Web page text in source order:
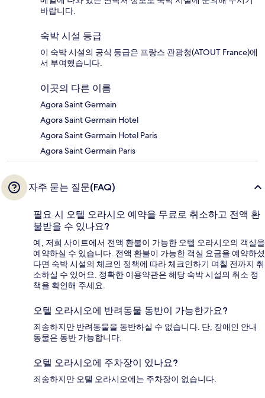
바랍니다.
숙박 시설 등급
이 숙박 시설의 공식 등급은 프랑스 관광청(ATOUT France)에
서 부여했습니다.
이곳의 다른 이름
Agora Saint Germain
Agora Saint Germain Hotel
Agora Saint Germain Hotel Paris
Agora Saint Germain Paris
자주 묻는 질문(FAQ)
필요 시 오텔 오라시오 예약을 무료로 취소하고 전액 환
불받을 수 있나요?
예, 저희 사이트에서 전액 환불이 가능한 오텔 오라시오의 객실을
예약하실 수 있습니다. 전액 환불이 가능한 객실 요금을 예약하셨
다면 숙박 시설의 체크인 정책에 따라 체크인하기 며칠 전까지 취
소하실 수 있어요. 정확한 이용약관은 해당 숙박 시설의 취소 정
책을 확인해 주세요.
오텔 오라시오에 반려동물 동반이 가능한가요?
죄송하지만 반려동물을 동반하실 수 없습니다. 단, 장애인 안내
동물은 동반 가능합니다.
오텔 오라시오에 주차장이 있나요?
죄송하지만 오텔 오라시오에는 주차장이 없습니다.